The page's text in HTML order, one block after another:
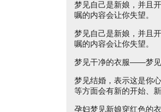
梦见自己是新娘，并且
嘱的内容会让你失望。
梦见自己是新娘，并且
嘱的内容会让你失望。
梦见干净的衣服——梦见
梦见结婚，表示这是你
等方面会有新的开始、
孕妇梦见新娘穿红色的